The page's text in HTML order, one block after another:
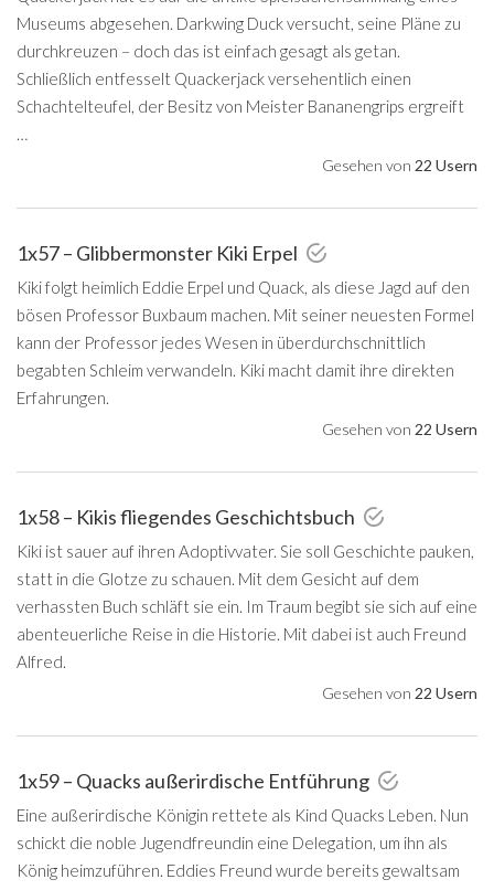
Museums abgesehen. Darkwing Duck versucht, seine Pläne zu
durchkreuzen – doch das ist einfach gesagt als getan.
Schließlich entfesselt Quackerjack versehentlich einen
Schachtelteufel, der Besitz von Meister Bananengrips ergreift
Gesehen von 22 Usern
1x57 – Glibbermonster Kiki Erpel
Kiki folgt heimlich Eddie Erpel und Quack, als diese Jagd auf den
bösen Professor Buxbaum machen. Mit seiner neuesten Formel
kann der Professor jedes Wesen in überdurchschnittlich
begabten Schleim verwandeln. Kiki macht damit ihre direkten
Erfahrungen.
Gesehen von 22 Usern
1x58 – Kikis fliegendes Geschichtsbuch
Kiki ist sauer auf ihren Adoptivvater. Sie soll Geschichte pauken,
statt in die Glotze zu schauen. Mit dem Gesicht auf dem
verhassten Buch schläft sie ein. Im Traum begibt sie sich auf eine
abenteuerliche Reise in die Historie. Mit dabei ist auch Freund
Alfred.
Gesehen von 22 Usern
1x59 – Quacks außerirdische Entführung
Eine außerirdische Königin rettete als Kind Quacks Leben. Nun
schickt die noble Jugendfreundin eine Delegation, um ihn als
König heimzuführen. Eddies Freund wurde bereits gewaltsam